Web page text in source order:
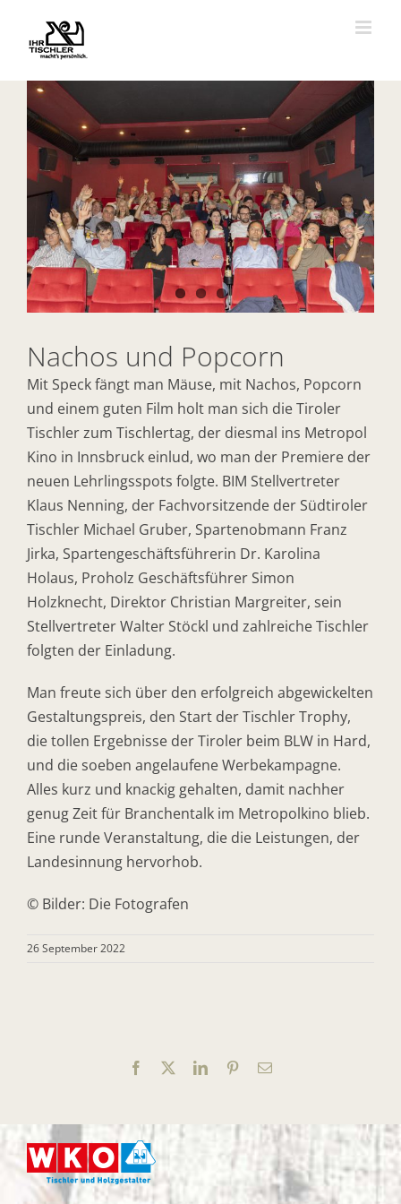
springen
Zeige
grösseres
Bild
Nachos und Popcorn
Mit Speck fängt man Mäuse, mit Nachos, Popcorn
und einem guten Film holt man sich die Tiroler
Tischler zum Tischlertag, der diesmal ins Metropol
Kino in Innsbruck einlud, wo man der Premiere der
neuen Lehrlingsspots folgte. BIM Stellvertreter
Klaus Nenning, der Fachvorsitzende der Südtiroler
Tischler Michael Gruber, Spartenobmann Franz
Jirka, Spartengeschäftsführerin Dr. Karolina
Holaus, Proholz Geschäftsführer Simon
Holzknecht, Direktor Christian Margreiter, sein
Stellvertreter Walter Stöckl und zahlreiche Tischler
folgten der Einladung.
Man freute sich über den erfolgreich abgewickelten
Gestaltungspreis, den Start der Tischler Trophy,
die tollen Ergebnisse der Tiroler beim BLW in Hard,
und die soeben angelaufene Werbekampagne.
Alles kurz und knackig gehalten, damit nachher
genug Zeit für Branchentalk im Metropolkino blieb.
Eine runde Veranstaltung, die die Leistungen, der
Landesinnung hervorhob.
© Bilder: Die Fotografen
26 September 2022
Facebook LinkedInPinterest
E-